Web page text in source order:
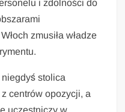
i zdolności do
zmusiła władze
stolica
centrów opozycji, a